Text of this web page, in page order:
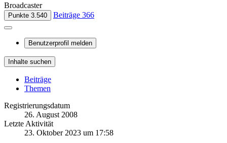
Broadcaster
Punkte 3.540 Beiträge 366
Benutzerprofil melden
Inhalte suchen
Beiträge
Themen
Registrierungsdatum
26. August 2008
Letzte Aktivität
23. Oktober 2023 um 17:58